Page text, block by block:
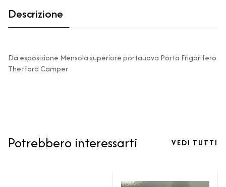
Descrizione
Da esposizione Mensola superiore portauova Porta Frigorifero
Thetford Camper
Potrebbero interessarti VEDI TUTTI